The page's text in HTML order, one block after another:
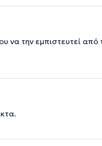
να την εμπιστευτεί